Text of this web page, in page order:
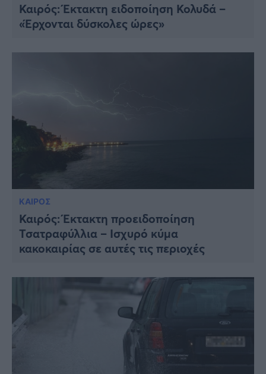
Καιρός: Έκτακτη ειδοποίηση Κολυδά –
«Έρχονται δύσκολες ώρες»
ΚΑΙΡΟΣ
Καιρός: Έκτακτη προειδοποίηση
Τσατραφύλλια – Ισχυρό κύμα
κακοκαιρίας σε αυτές τις περιοχές